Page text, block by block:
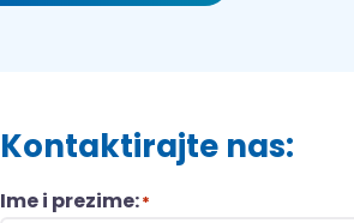
Kontaktirajte nas:
Ime i prezime:*